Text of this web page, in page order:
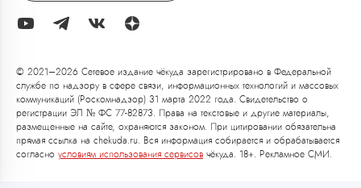
© 2021–2026 Сетевое издание чёкуда зарегистрировано в Федеральной
службе по надзору в сфере связи, информационных технологий и массовых
коммуникаций (Роскомнадзор) 31 марта 2022 года. Свидетельство о
регистрации ЭЛ № ФС 77-82873. Права на текстовые и другие материалы,
размещенные на сайте, охраняются законом. При цитировании обязательна
прямая ссылка на chekuda.ru. Вся информация собирается и обрабатывается
согласно условиям использования сервисов чёкуда. 18+. Рекламное СМИ.